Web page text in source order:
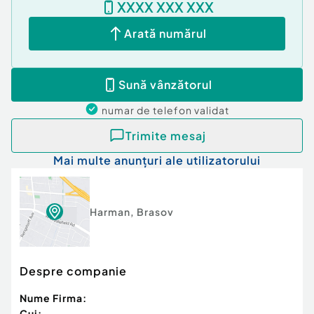
XXXX XXX XXX
Arată numărul
Sună vânzătorul
numar de telefon validat
Trimite mesaj
Mai multe anunțuri ale utilizatorului
Harman, Brasov
Despre companie
Nume Firma: